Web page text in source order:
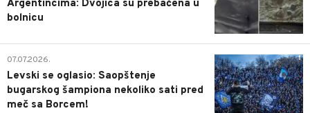
Argentincima: Dvojica su prebačena u
bolnicu
1
07.07.2026.
Levski se oglasio: Saopštenje
bugarskog šampiona nekoliko sati pred
meč sa Borcem!